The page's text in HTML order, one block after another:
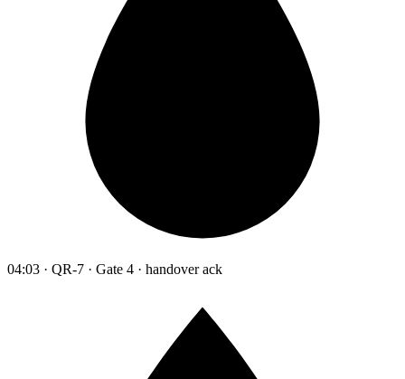
04:03 · QR-7 · Gate 4 · handover ack